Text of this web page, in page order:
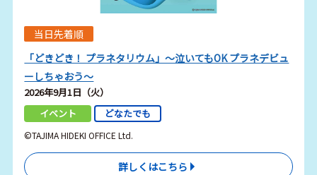
当日先着順
「どきどき！ プラネタリウム」～泣いてもOK プラネデビュ
ーしちゃおう～
2026年9月1日（火）
イベント
どなたでも
©TAJIMA HIDEKI OFFICE Ltd.
詳しくはこちら